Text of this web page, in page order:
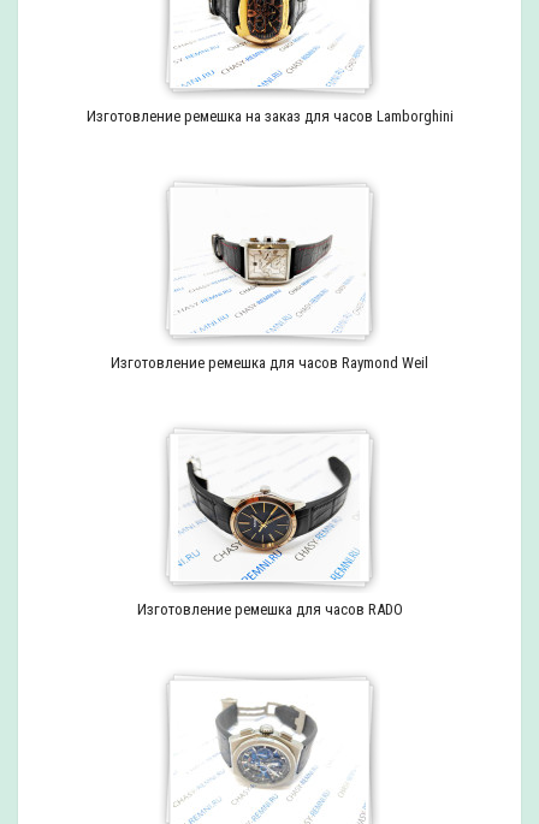
Изготовление ремешка на заказ для часов Lamborghini
Изготовление ремешка для часов Raymond Weil
Изготовление ремешка для часов RADO